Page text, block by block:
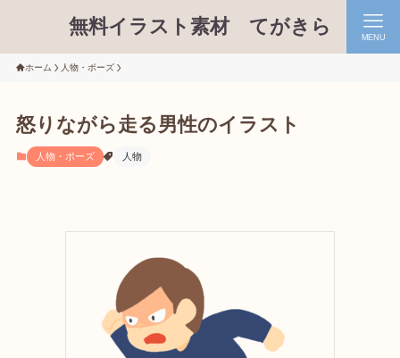
無料イラスト素材 てがきら MENU
ホーム 人物・ポーズ
怒りながら走る男性のイラスト
人物・ポーズ 人物